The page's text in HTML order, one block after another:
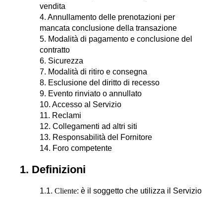
vendita
4. Annullamento delle prenotazioni per
mancata conclusione della transazione
5. Modalità di pagamento e conclusione del
contratto
6. Sicurezza
7. Modalità di ritiro e consegna
8. Esclusione del diritto di recesso
9. Evento rinviato o annullato
10. Accesso al Servizio
11. Reclami
12. Collegamenti ad altri siti
13. Responsabilità del Fornitore
14. Foro competente
1. Definizioni
1.1. Cliente: è il soggetto che utilizza il Servizio